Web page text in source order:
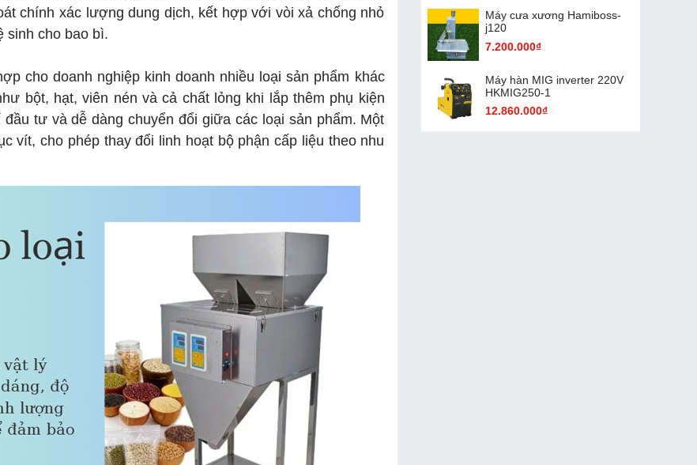
chính xác lượng dung dịch, kết hợp với vòi xả chống nhỏ
sinh cho bao bì.
cho doanh nghiệp kinh doanh nhiều loại sản phẩm khác
bột, hạt, viên nén và cả chất lỏng khi lắp thêm phụ kiện
tư và dễ dàng chuyển đổi giữa các loại sản phẩm. Một
vít, cho phép thay đổi linh hoạt bộ phận cấp liệu theo nhu
Máy cưa xương Hamiboss-
j120
7.200.000₫
Máy hàn MIG inverter 220V
HKMIG250-1
12.860.000₫